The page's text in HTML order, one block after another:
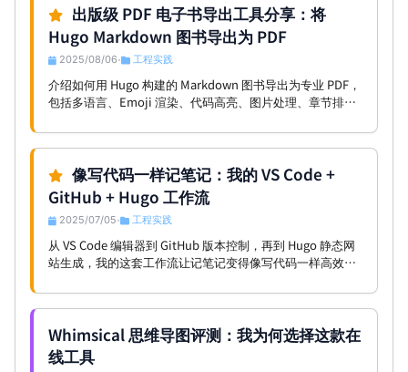
出版级 PDF 电子书导出工具分享：将
Hugo Markdown 图书导出为 PDF
2025/08/06 • 工程实践
介绍如何用 Hugo 构建的 Markdown 图书导出为专业 PDF，
包括多语言、Emoji 渲染、代码高亮、图片处理、章节排
架构与使用方法，适用于技术文档和电子书出版。
像写代码一样记笔记：我的 VS Code +
GitHub + Hugo 工作流
2025/07/05 • 工程实践
从 VS Code 编辑器到 GitHub 版本控制，再到 Hugo 静态网
站生成，我的这套工作流让记笔记变得像写代码一样高效而
Whimsical 思维导图评测：我为何选择这款在
线工具